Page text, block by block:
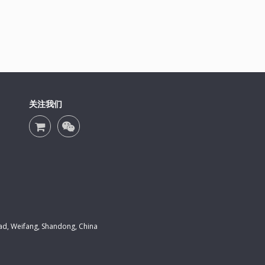
关注我们
Weifang, Shandong, China